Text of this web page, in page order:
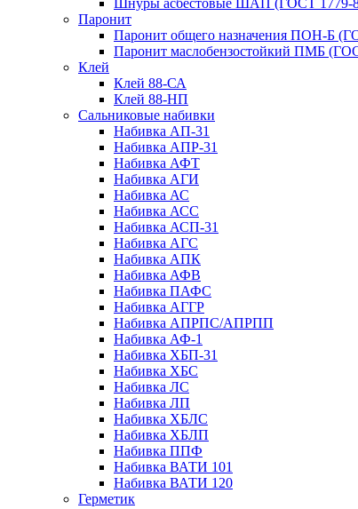
Шнуры асбестовые ШАП (ГОСТ 1779-
Паронит
Паронит общего назначения ПОН-Б
Паронит маслобензостойкий ПМБ
Клей
Клей 88-СА
Клей 88-НП
Сальниковые набивки
Набивка АП-31
Набивка АПР-31
Набивка АФТ
Набивка АГИ
Набивка АС
Набивка АСС
Набивка АСП-31
Набивка АГС
Набивка АПК
Набивка АФВ
Набивка ПАФС
Набивка АГГР
Набивка АПРПС/АПРПП
Набивка АФ-1
Набивка ХБП-31
Набивка ХБС
Набивка ЛС
Набивка ЛП
Набивка ХБЛС
Набивка ХБЛП
Набивка ППФ
Набивка ВАТИ 101
Набивка ВАТИ 120
Герметик